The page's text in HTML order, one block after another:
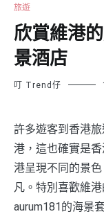
旅遊
欣賞維港
景酒店
叮 Trend仔
許多遊客到香港
港，這也確實是
港呈現不同的景
凡。特別喜歡維
aurum181的海景